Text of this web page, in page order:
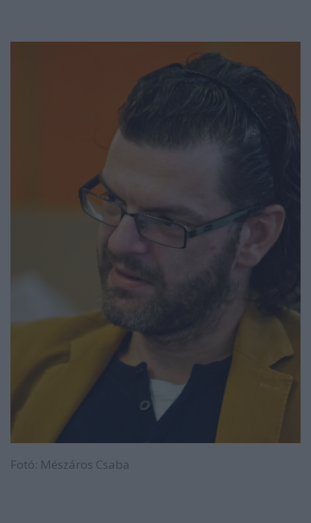
Fotó: Mészáros Csaba